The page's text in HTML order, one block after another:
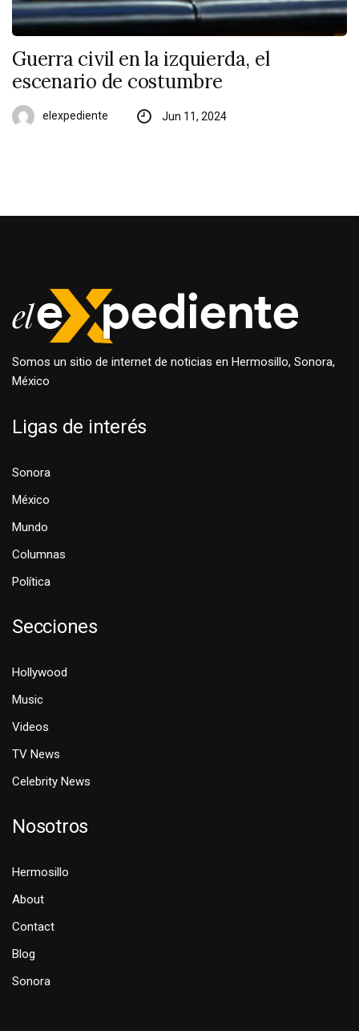
Guerra civil en la izquierda, el
escenario de costumbre
elexpediente Jun 11, 2024
Somos un sitio de internet de noticias en Hermosillo, Sonora,
México
Ligas de interés
Sonora
México
Mundo
Columnas
Política
Secciones
Hollywood
Music
Videos
TV News
Celebrity News
Nosotros
Hermosillo
About
Contact
Blog
Sonora